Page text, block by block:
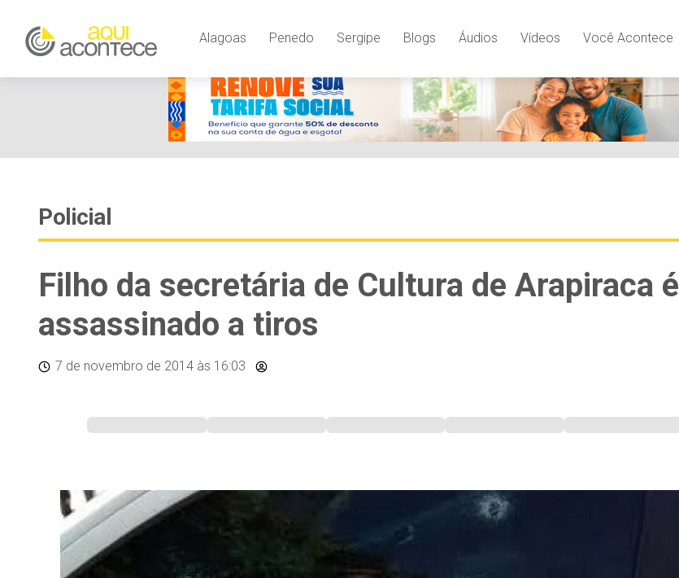
Alagoas Penedo Sergipe Blogs Áudios Vídeos Você Acontece
Policial
Filho da secretária de Cultura de Arapiraca é
assassinado a tiros
7 de novembro de 2014 às 16:03